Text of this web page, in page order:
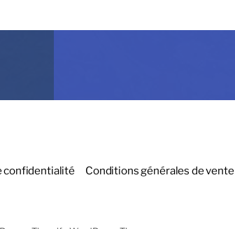
confidentialité Conditions générales de vente